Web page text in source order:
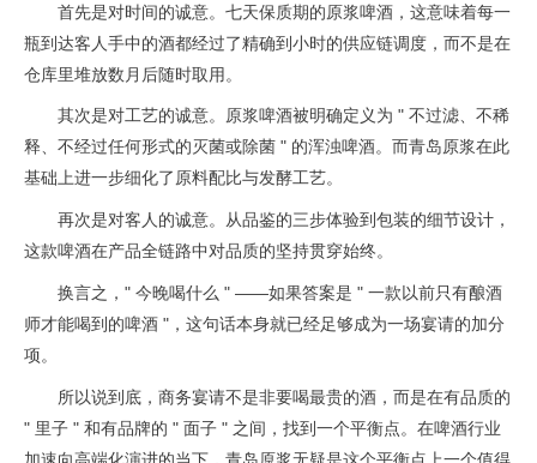
首先是对时间的诚意。七天保质期的原浆啤酒，这意味着每一
瓶到达客人手中的酒都经过了精确到小时的供应链调度，而不是在
仓库里堆放数月后随时取用。
其次是对工艺的诚意。原浆啤酒被明确定义为 " 不过滤、不稀
释、不经过任何形式的灭菌或除菌 " 的浑浊啤酒。而青岛原浆在此
基础上进一步细化了原料配比与发酵工艺。
再次是对客人的诚意。从品鉴的三步体验到包装的细节设计，
这款啤酒在产品全链路中对品质的坚持贯穿始终。
换言之，" 今晚喝什么 " ——如果答案是 " 一款以前只有酿酒
师才能喝到的啤酒 "，这句话本身就已经足够成为一场宴请的加分
项。
所以说到底，商务宴请不是非要喝最贵的酒，而是在有品质的
" 里子 " 和有品牌的 " 面子 " 之间，找到一个平衡点。在啤酒行业